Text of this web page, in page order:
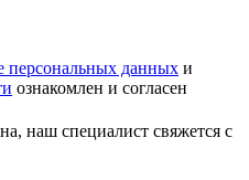
персональных данных и
ознакомлен и согласен
наш специалист свяжется с